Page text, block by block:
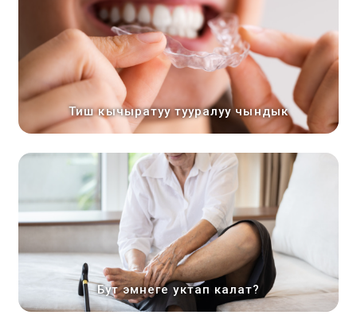
Тиш кычыратуу тууралуу чындык
Бут эмнеге уктап калат?